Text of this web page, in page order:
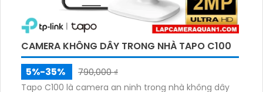
CAMERA KHÔNG DÂY TRONG NHÀ TAPO C100
5%-35%
790,000 ₫
Tapo C100 là camera an ninh trong nhà không dây